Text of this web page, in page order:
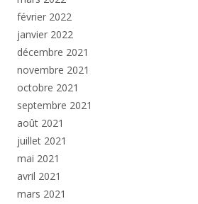
février 2022
janvier 2022
décembre 2021
novembre 2021
octobre 2021
septembre 2021
août 2021
juillet 2021
mai 2021
avril 2021
mars 2021